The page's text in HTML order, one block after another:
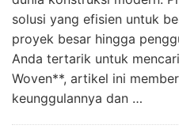
solusi yang efisien untuk
proyek besar hingga
Anda tertarik untuk
Woven**, artikel ini
keunggulannya dan …